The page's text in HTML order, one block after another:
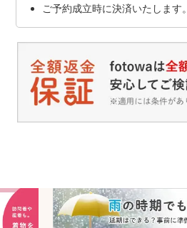
ご予約成立時に決済いたします。